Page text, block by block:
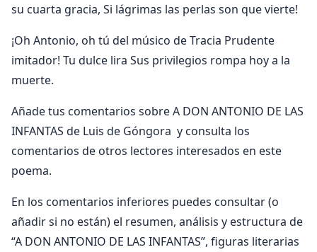
su cuarta gracia, Si lágrimas las perlas son que vierte!
¡Oh Antonio, oh tú del músico de Tracia Prudente
imitador! Tu dulce lira Sus privilegios rompa hoy a la
muerte.
Añade tus comentarios sobre A DON ANTONIO DE LAS
INFANTAS de Luis de Góngora y consulta los
comentarios de otros lectores interesados en este
poema.
En los comentarios inferiores puedes consultar (o
añadir si no están) el resumen, análisis y estructura de
“A DON ANTONIO DE LAS INFANTAS”, figuras literarias